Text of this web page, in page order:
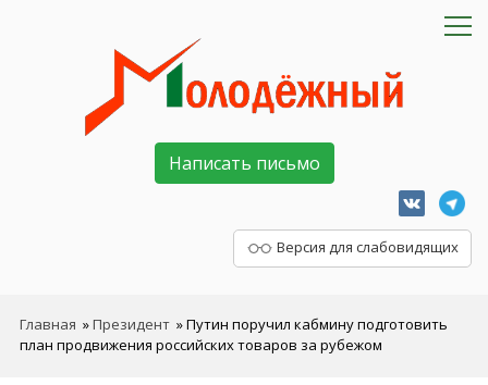
Написать письмо
Версия для слабовидящих
Главная »Президент »Путин поручил кабмину подготовить
план продвижения российских товаров за рубежом